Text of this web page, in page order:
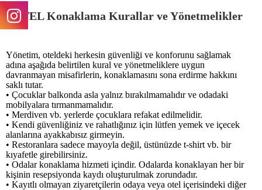
OTEL Konaklama Kurallar ve Yönetmelikler
Yönetim, oteldeki herkesin güvenliği ve konforunu sağlamak
adına aşağıda belirtilen kural ve yönetmeliklere uygun
davranmayan misafirlerin, konaklamasını sona erdirme hakkını
saklı tutar.
• Çocuklar balkonda asla yalnız bırakılmamalıdır ve odadaki
mobilyalara tırmanmamalıdır.
• Merdiven vb. yerlerde çocuklara refakat edilmelidir.
• Kendi güvenliğiniz ve rahatlığınız için lütfen yemek ve içecek
alanlarına ayakkabısız girmeyin.
• Restoranlara sadece mayoyla değil, üstünüzde t-shirt vb. bir
kıyafetle girebilirsiniz.
• Odalar konaklama hizmeti içindir. Odalarda konaklayan her bir
kişinin resepsiyonda kaydı oluşturulmak zorundadır.
• Kayıtlı olmayan ziyaretçilerin odaya veya otel içerisindeki diğer